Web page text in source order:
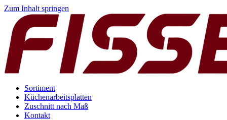
Zum Inhalt springen
Sortiment
Küchenarbeitsplatten
Zuschnitt nach Maß
Kontakt